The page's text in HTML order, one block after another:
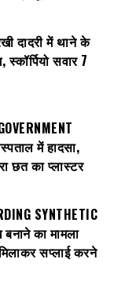
दादरी में थाने के
सवार 7
में हादसा,
छत का प्लास्टर
SYNTHETIC
का मामला
सप्लाई करने